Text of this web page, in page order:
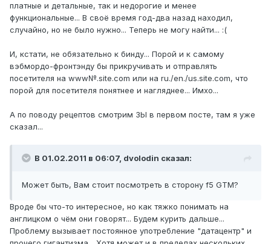
платные и детальные, так и недорогие и менее
функциональные... В своё время год-два назад находил,
случайно, но не было нужно... Теперь не могу найти... :(
И, кстати, не обязательно к бинду... Порой и к самому
вэбмордо-фронтэнду бы прикручивать и отправлять
посетителя на www№.site.com или на ru./en./us.site.com, что
порой для посетителя понятнее и нагляднее... Имхо...
А по поводу рецептов смотрим ЗЫ в первом посте, там я уже
сказал...
В 01.02.2011 в 06:07, dvolodin сказал:
Может быть, Вам стоит посмотреть в сторону f5 GTM?
Вроде бы что-то интересное, но как тяжко понимать на
англицком о чём они говорят... Будем курить дальше...
Проблему вызывает постоянное употребление "датацентр" и